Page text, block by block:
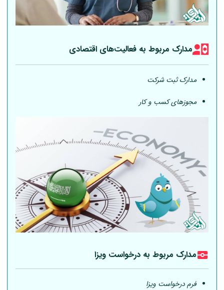
مدارک مربوط به فعالیت‎‌های اقتصادی
مدارک ثبت شرکت
مجوزهای کسب و کار
مدارک مربوط به درخواست ویزا
فرم درخواست ویزا